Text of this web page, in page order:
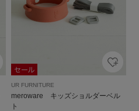
UR FURNITURE
meroware キッズショルダーベル
ト